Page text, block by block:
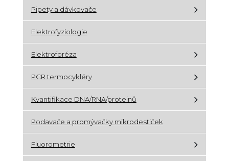
Pipety a dávkovače
Elektrofyziologie
Elektroforéza
PCR termocykléry
Kvantifikace DNA/RNA/proteinů
Podavače a promývačky mikrodestiček
Fluorometrie